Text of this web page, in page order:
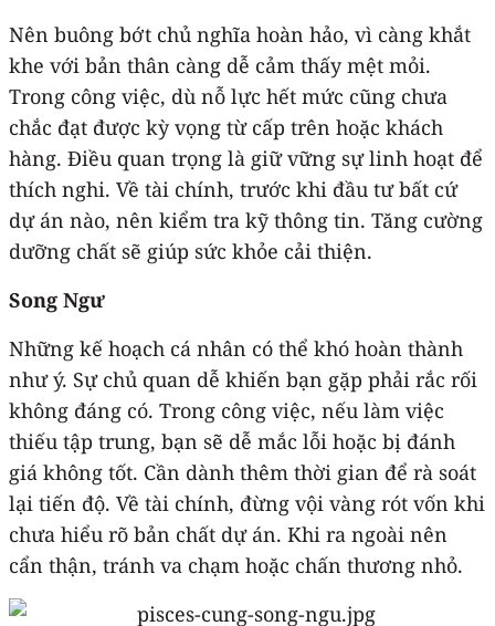
Nên buông bớt chủ nghĩa hoàn hảo, vì càng khắt
khe với bản thân càng dễ cảm thấy mệt mỏi.
Trong công việc, dù nỗ lực hết mức cũng chưa
chắc đạt được kỳ vọng từ cấp trên hoặc khách
hàng. Điều quan trọng là giữ vững sự linh hoạt để
thích nghi. Về tài chính, trước khi đầu tư bất cứ
dự án nào, nên kiểm tra kỹ thông tin. Tăng cường
dưỡng chất sẽ giúp sức khỏe cải thiện.
Song Ngư
Những kế hoạch cá nhân có thể khó hoàn thành
như ý. Sự chủ quan dễ khiến bạn gặp phải rắc rối
không đáng có. Trong công việc, nếu làm việc
thiếu tập trung, bạn sẽ dễ mắc lỗi hoặc bị đánh
giá không tốt. Cần dành thêm thời gian để rà soát
lại tiến độ. Về tài chính, đừng vội vàng rót vốn khi
chưa hiểu rõ bản chất dự án. Khi ra ngoài nên
cẩn thận, tránh va chạm hoặc chấn thương nhỏ.